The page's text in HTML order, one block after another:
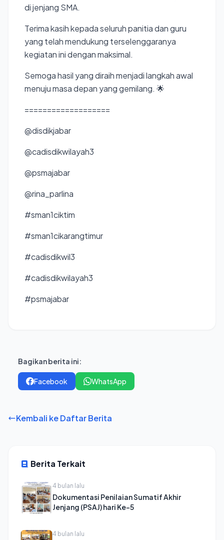
di jenjang SMA.
Terima kasih kepada seluruh panitia dan guru
yang telah mendukung terselenggaranya
kegiatan ini dengan maksimal.
Semoga hasil yang diraih menjadi langkah awal
menuju masa depan yang gemilang. 🌟
===================
@disdikjabar
@cadisdikwilayah3
@psmajabar
@rina_parlina
#sman1ciktim
#sman1cikarangtimur
#cadisdikwil3
#cadisdikwilayah3
#psmajabar
Bagikan berita ini:
Facebook WhatsApp
Kembali ke Daftar Berita
Berita Terkait
4 bulan lalu
Dokumentasi Penilaian Sumatif Akhir
Jenjang (PSAJ) hari Ke-5
4 bulan lalu